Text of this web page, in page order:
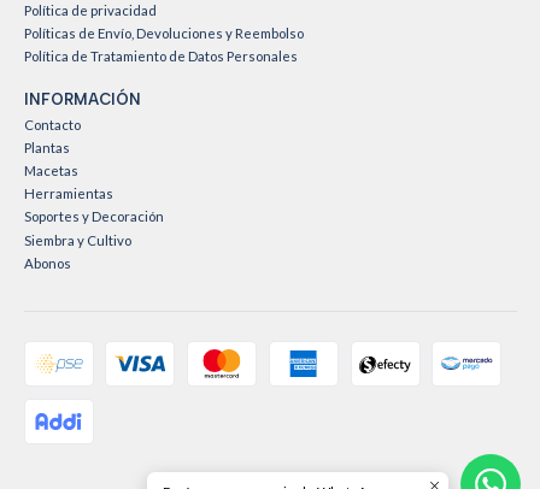
Política de privacidad
Políticas de Envío, Devoluciones y Reembolso
Política de Tratamiento de Datos Personales
INFORMACIÓN
Contacto
Plantas
Macetas
Herramientas
Soportes y Decoración
Siembra y Cultivo
Abonos